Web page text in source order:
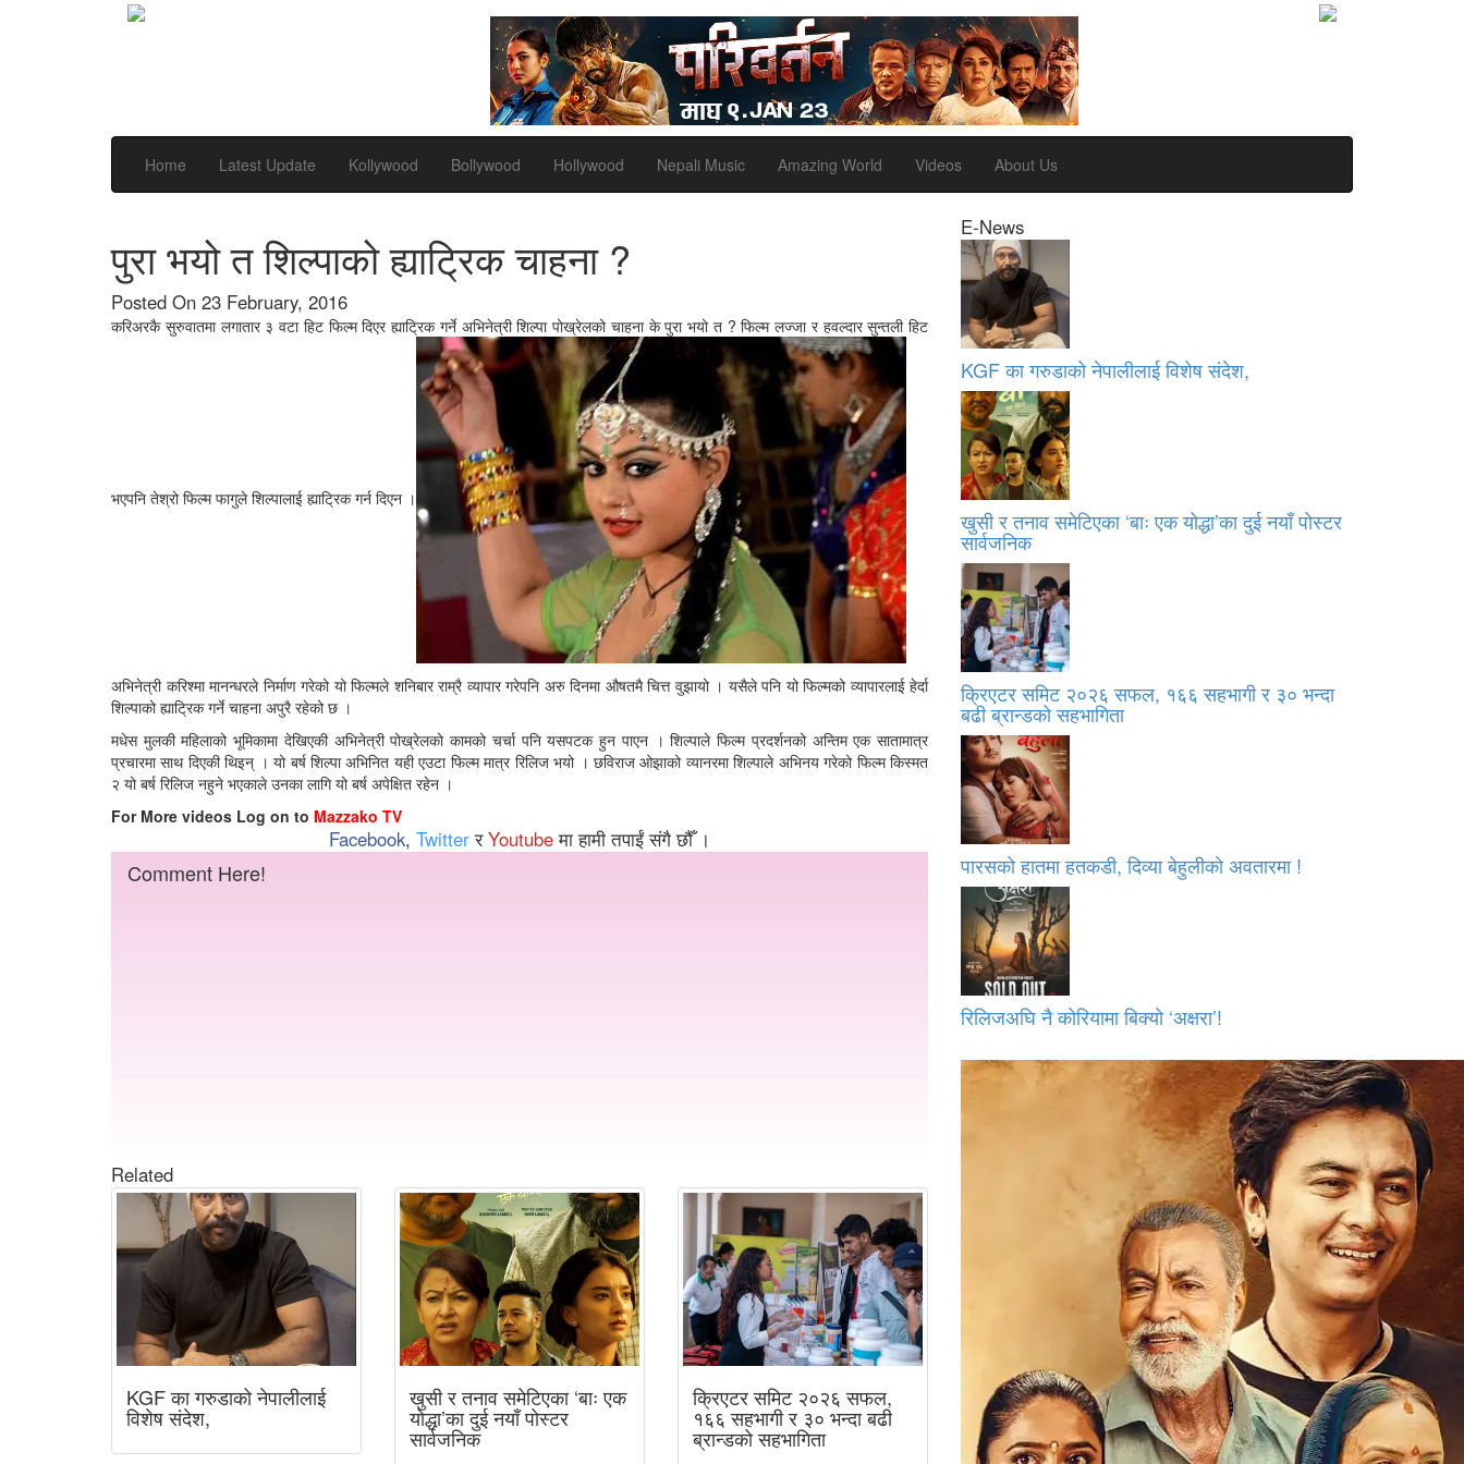
Home Latest Update Kollywood Bollywood Hollywood Nepali Music Amazing World Videos About Us
पुरा भयो त शिल्पाको ह्याट्रिक चाहना ?
Posted On 23 February, 2016
करिअरकै सुरुवातमा लगातार ३ वटा हिट फिल्म दिएर ह्याट्रिक गर्ने अभिनेत्री शिल्पा पोख्रेलको चाहना के पुरा भयो त ? फिल्म लज्जा र हवल्दार सुन्तली हिट
भएपनि तेश्रो फिल्म फागुले शिल्पालाई ह्याट्रिक गर्न दिएन ।
अभिनेत्री करिश्मा मानन्धरले निर्माण गरेको यो फिल्मले शनिबार राम्रै व्यापार गरेपनि अरु दिनमा औषतमै चित्त वुझायो । यसैले पनि यो फिल्मको व्यापारलाई हेर्दा
शिल्पाको ह्याट्रिक गर्ने चाहना अपुरै रहेको छ ।
मधेस मुलकी महिलाको भूमिकामा देखिएकी अभिनेत्री पोख्रेलको कामको चर्चा पनि यसपटक हुन पाएन । शिल्पाले फिल्म प्रदर्शनको अन्तिम एक सातामात्र
प्रचारमा साथ दिएकी थिइन् । यो बर्ष शिल्पा अभिनित यही एउटा फिल्म मात्र रिलिज भयो । छविराज ओझाको व्यानरमा शिल्पाले अभिनय गरेको फिल्म किस्मत
२ यो बर्ष रिलिज नहुने भएकाले उनका लागि यो बर्ष अपेक्षित रहेन ।
For More videos Log on to Mazzako TV
Facebook, TwitterरYoutubeमा हामी तपाईं संगै छौँ ।
Comment Here!
Related
KGF का गरुडाको नेपालीलाई
विशेष संदेश,
खुसी र तनाव समेटिएका ‘बाः एक
योद्धा’का दुई नयाँ पोस्टर
सार्वजनिक
क्रिएटर समिट २०२६ सफल,
१६६ सहभागी र ३० भन्दा बढी
ब्रान्डको सहभागिता
E-News
KGF का गरुडाको नेपालीलाई विशेष संदेश,
खुसी र तनाव समेटिएका ‘बाः एक योद्धा’का दुई नयाँ पोस्टर
सार्वजनिक
क्रिएटर समिट २०२६ सफल, १६६ सहभागी र ३० भन्दा
बढी ब्रान्डको सहभागिता
पारसको हातमा हतकडी, दिव्या बेहुलीको अवतारमा !
रिलिजअघि नै कोरियामा बिक्यो ‘अक्षरा’!